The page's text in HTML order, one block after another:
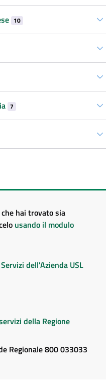
10
7
hai trovato sia
usando il modulo
dell'Azienda USL
della Regione
Regionale 800 033033